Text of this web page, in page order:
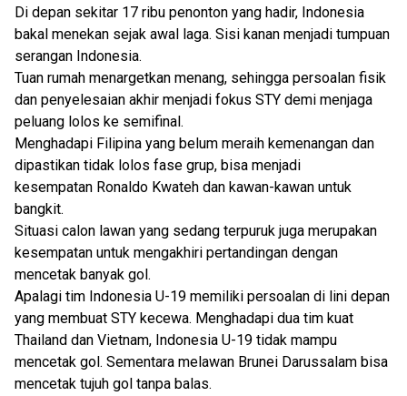
Di depan sekitar 17 ribu penonton yang hadir, Indonesia
bakal menekan sejak awal laga. Sisi kanan menjadi tumpuan
serangan Indonesia.
Tuan rumah menargetkan menang, sehingga persoalan fisik
dan penyelesaian akhir menjadi fokus STY demi menjaga
peluang lolos ke semifinal.
Menghadapi Filipina yang belum meraih kemenangan dan
dipastikan tidak lolos fase grup, bisa menjadi
kesempatan Ronaldo Kwateh dan kawan-kawan untuk
bangkit.
Situasi calon lawan yang sedang terpuruk juga merupakan
kesempatan untuk mengakhiri pertandingan dengan
mencetak banyak gol.
Apalagi tim Indonesia U-19 memiliki persoalan di lini depan
yang membuat STY kecewa. Menghadapi dua tim kuat
Thailand dan Vietnam, Indonesia U-19 tidak mampu
mencetak gol. Sementara melawan Brunei Darussalam bisa
mencetak tujuh gol tanpa balas.